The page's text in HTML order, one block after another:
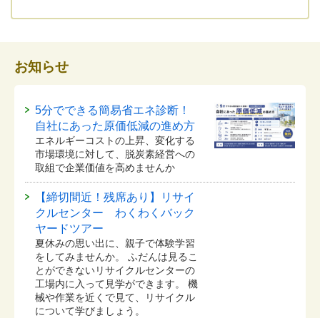
お知らせ
5分でできる簡易省エネ診断！
自社にあった原価低減の進め方
エネルギーコストの上昇、変化する
市場環境に対して、脱炭素経営への
取組で企業価値を高めませんか
【締切間近！残席あり】リサイ
クルセンター わくわくバック
ヤードツアー
夏休みの思い出に、親子で体験学習
をしてみませんか。 ふだんは見るこ
とができないリサイクルセンターの
工場内に入って見学ができます。 機
械や作業を近くで見て、リサイクル
について学びましょう。